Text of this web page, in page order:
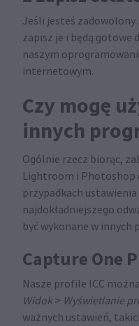
Jeśli jesteś
zapisz je i będą gotowe
naszym
internetowym.
Czy mogę
innych
Ogólnie rzecz biorąc,
Lightroom i Photoshop
przypadkach
najdokładniejszego
być wykonane w innych
Capture One
Nasze profile ICC
Widok> Wyświetlanie
ważnych ustawień,